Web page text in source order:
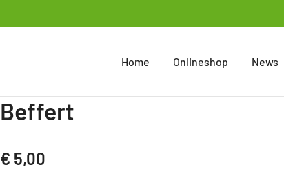
Home Onlineshop News
Beffert
€ 5,00